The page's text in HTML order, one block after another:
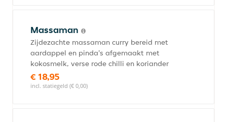
Massaman
Zijdezachte massaman curry bereid met
aardappel en pinda's afgemaakt met
kokosmelk, verse rode chilli en koriander
€ 18,95
incl. statiegeld (€ 0,00)